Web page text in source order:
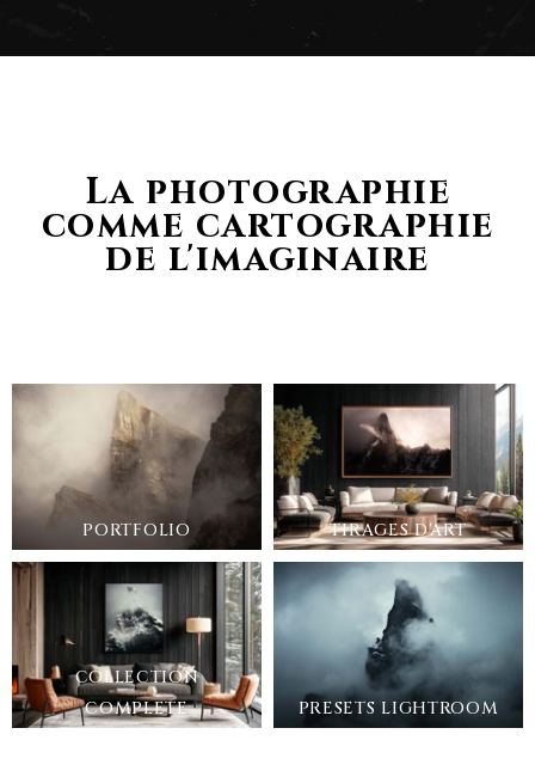
La photographie
comme cartographie
de l'imaginaire
PORTFOLIO TIRAGES D'ART
COLLECTION
COMPLETE
PRESETS LIGHTROOM